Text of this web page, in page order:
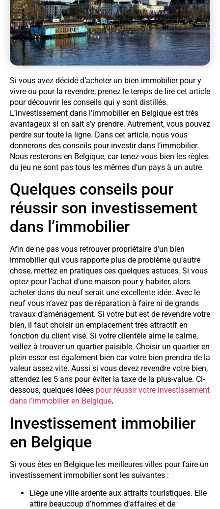
Si vous avez décidé d’acheter un bien immobilier pour y
vivre ou pour la revendre, prenez le temps de lire cet article
pour découvrir les conseils qui y sont distillés.
L’investissement dans l’immobilier en Belgique est très
avantageux si on sait s’y prendre. Autrement, vous pouvez
perdre sur toute la ligne. Dans cet article, nous vous
donnerons des conseils pour investir dans l’immobilier.
Nous resterons en Belgique, car tenez-vous bien les règles
du jeu ne sont pas tous les mêmes d’un pays à un autre.
Quelques conseils pour
réussir son investissement
dans l’immobilier
Afin de ne pas vous retrouver propriétaire d’un bien
immobilier qui vous rapporte plus de problème qu’autre
chose, mettez en pratiques ces quelques astuces. Si vous
optez pour l’achat d’une maison pour y habiter, alors
acheter dans du neuf serait une excellente idée. Avec le
neuf vous n’avez pas de réparation à faire ni de grands
travaux d’aménagement. Si votre but est de revendre votre
bien, il faut choisir un emplacement très attractif en
fonction du client visé. Si votre clientèle aime le calme,
veillez à trouver un quartier paisible. Choisir un quartier en
plein essor est également bien car votre bien prendra de la
valeur assez vite. Aussi si vous devez revendre votre bien,
attendez les 5 ans pour éviter la taxe de la plus-value. Ci-
dessous, quelques idées pour réussir votre investissement
dans l’immobilier en Belgique.
Investissement immobilier
en Belgique
Si vous êtes en Belgique les meilleures villes pour faire un
investissement immobilier sont les suivantes :
Liège une ville ardente aux attraits touristiques. Elle
attire beaucoup d’hommes d’affaires et de